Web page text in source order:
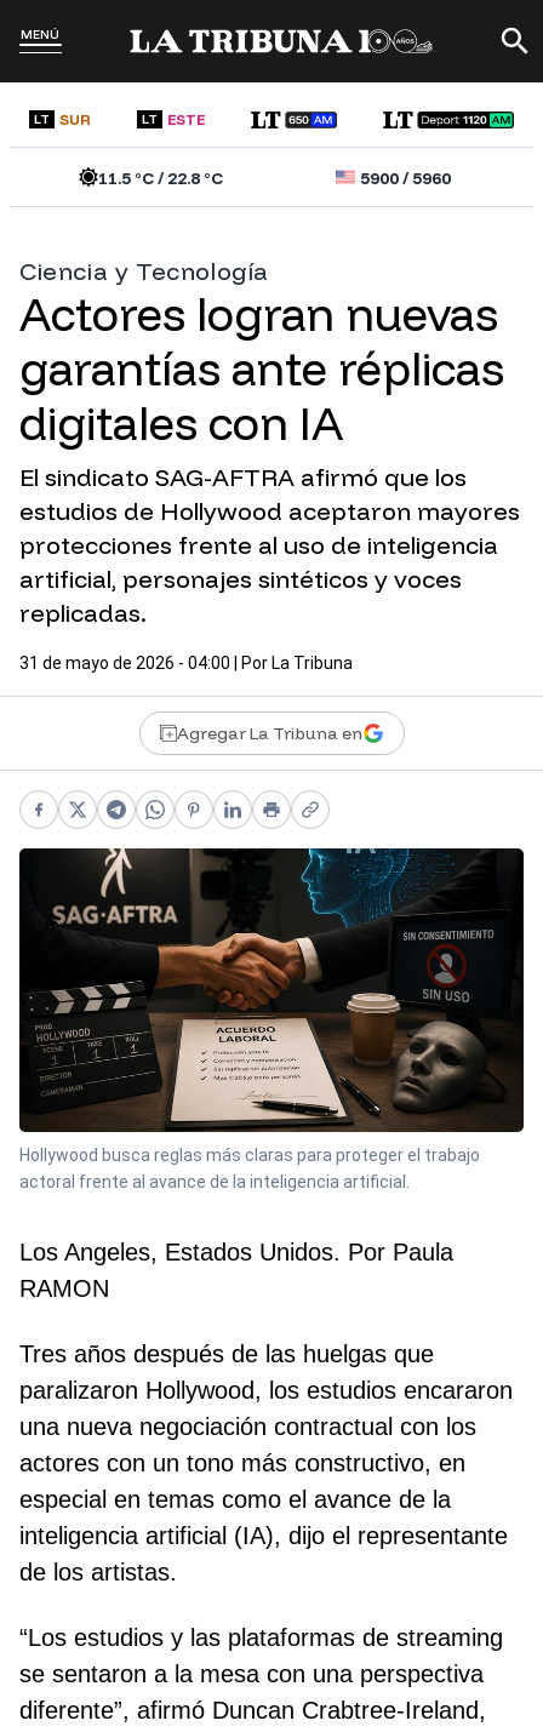
MENÚ
LT SUR LT ESTE
11.5°C /22.8°C 5900/5960
Ciencia y Tecnología
Actores logran nuevas
garantías ante réplicas
digitales con IA
El sindicato SAG-AFTRA afirmó que los
estudios de Hollywood aceptaron mayores
protecciones frente al uso de inteligencia
artificial, personajes sintéticos y voces
replicadas.
31 de mayo de 2026 - 04:00 | Por La Tribuna
Agregar La Tribuna en
Facebook
X Telegram
WhatsApp
Pinterest
LinkedIn
PrintCopy link
Hollywood busca reglas más claras para proteger el trabajo
actoral frente al avance de la inteligencia artificial.
Los Angeles, Estados Unidos. Por Paula
RAMON
Tres años después de las huelgas que
paralizaron Hollywood, los estudios encararon
una nueva negociación contractual con los
actores con un tono más constructivo, en
especial en temas como el avance de la
inteligencia artificial (IA), dijo el representante
de los artistas.
“Los estudios y las plataformas de streaming
se sentaron a la mesa con una perspectiva
diferente”, afirmó Duncan Crabtree-Ireland,